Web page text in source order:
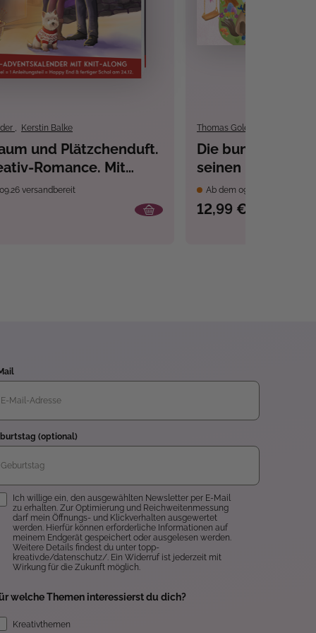
Kerstin Balke
und Plätzchenduft.
Romance. Mit
Knit-Along.
(Band 2)
versandbereit
Thomas Goletz
Die bunte Welt
seinen Freunden
Ab dem 09.10.26
12,99 €
(optional)
Ich willige ein, den ausgewählten Newsletter per E-Mail
zu erhalten. Zur Optimierung und Reichweitenmessung
darf mein Öffnungs- und Klickverhalten ausgewertet
werden. Hierfür können erforderliche Informationen auf
meinem Endgerät gespeichert oder ausgelesen werden.
Weitere Details findest du unter topp-
kreativ.de/datenschutz/. Ein Widerruf ist jederzeit mit
Wirkung für die Zukunft möglich.
welche Themen interessierst du dich?
Kreativthemen